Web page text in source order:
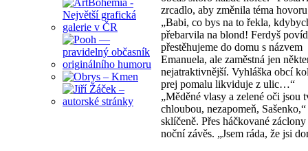
zrcadlo, aby změnila téma
„Babi, co bys na to řekla,
přebarvila na blond! Ferdyš
přestěhujeme do domu s názvem
Emanuela, ale zaměstná jen
nejatraktivnější. Vyhláška obcí
prej pomalu likviduje z ulic…“
„Měděné vlasy a zelené oči jsou
chloubou, nezapomeň,
sklíčeně. Přes háčkované
noční závěs. „Jsem ráda, že jsi